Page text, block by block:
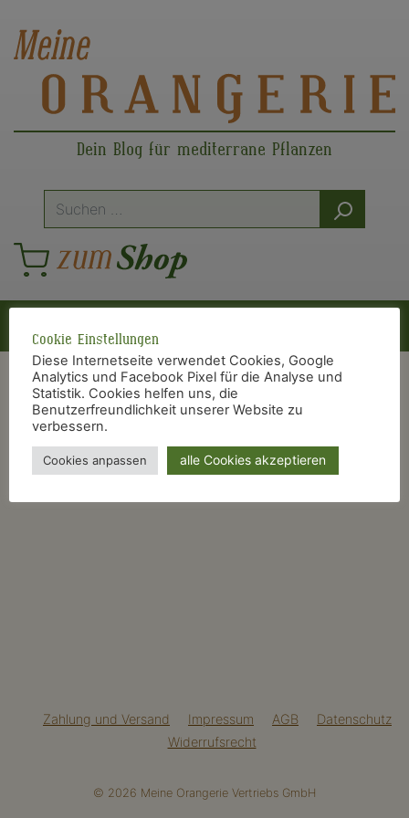
Dein Blog für mediterrane Pflanzen
Suche
nach:
Hauptnavigation
Zahlung und Versand Impressum AGB
Datenschutz
Widerrufsrecht
© 2026 Meine Orangerie Vertriebs GmbH
Cookie Einstellungen
Diese Internetseite verwendet Cookies, Google
Analytics und Facebook Pixel für die Analyse und
Statistik. Cookies helfen uns, die
Benutzerfreundlichkeit unserer Website zu
verbessern.
Cookies anpassen alle Cookies akzeptieren